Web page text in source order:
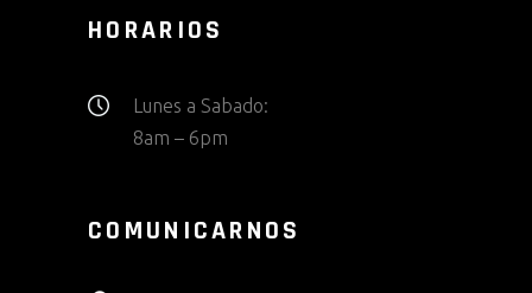
HORARIOS
Lunes a Sabado:
8am – 6pm
COMUNICARNOS